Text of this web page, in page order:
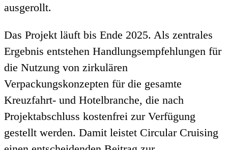
ausgerollt.
Das Projekt läuft bis Ende 2025. Als zentrales
Ergebnis entstehen Handlungsempfehlungen für
die Nutzung von zirkulären
Verpackungskonzepten für die gesamte
Kreuzfahrt- und Hotelbranche, die nach
Projektabschluss kostenfrei zur Verfügung
gestellt werden. Damit leistet Circular Cruising